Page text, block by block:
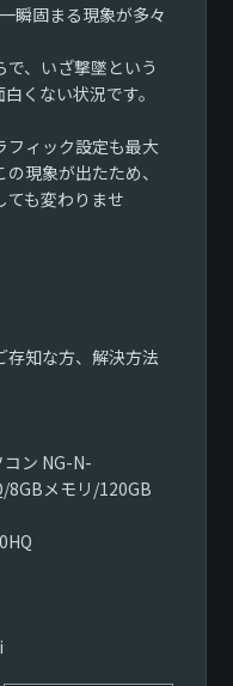
瞬固まる現象が多々
、いざ撃墜という
くない状況です。
フィック設定も最大
現象が出たため、
ても変わりませ
存知な方、解決方法
ン NG-N-
8GBメモリ/120GB